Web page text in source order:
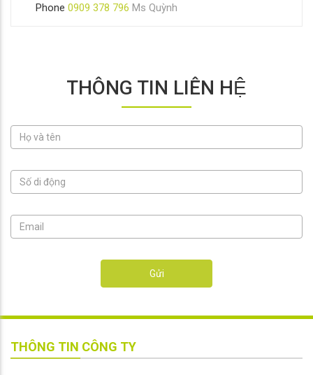
Phone 0909 378 796 Ms Quỳnh
THÔNG TIN LIÊN HỆ
Gửi
THÔNG TIN CÔNG TY